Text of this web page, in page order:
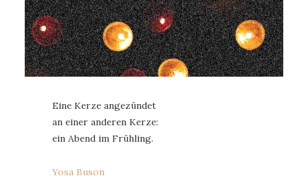
Eine Kerze angezündet
an einer anderen Kerze:
ein Abend im Frühling.
Yosa Buson